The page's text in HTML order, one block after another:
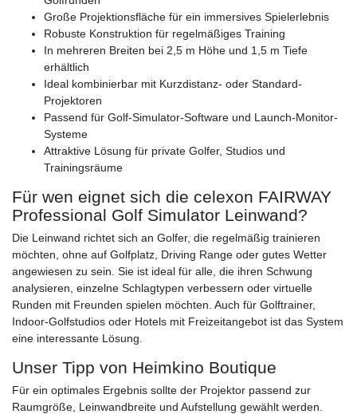
Große Projektionsfläche für ein immersives Spielerlebnis
Robuste Konstruktion für regelmäßiges Training
In mehreren Breiten bei 2,5 m Höhe und 1,5 m Tiefe
erhältlich
Ideal kombinierbar mit Kurzdistanz- oder Standard-
Projektoren
Passend für Golf-Simulator-Software und Launch-Monitor-
Systeme
Attraktive Lösung für private Golfer, Studios und
Trainingsräume
Für wen eignet sich die celexon FAIRWAY
Professional Golf Simulator Leinwand?
Die Leinwand richtet sich an Golfer, die regelmäßig trainieren
möchten, ohne auf Golfplatz, Driving Range oder gutes Wetter
angewiesen zu sein. Sie ist ideal für alle, die ihren Schwung
analysieren, einzelne Schlagtypen verbessern oder virtuelle
Runden mit Freunden spielen möchten. Auch für Golftrainer,
Indoor-Golfstudios oder Hotels mit Freizeitangebot ist das System
eine interessante Lösung.
Unser Tipp von Heimkino Boutique
Für ein optimales Ergebnis sollte der Projektor passend zur
Raumgröße, Leinwandbreite und Aufstellung gewählt werden.